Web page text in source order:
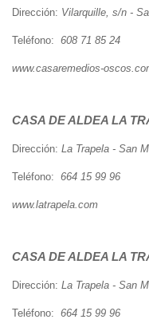
Dirección: Vilarquille, s/n -
Teléfono: 608 71 85 24
www.casaremedios-
CASA DE ALDEA LA
Dirección: La Trapela - San
Teléfono: 664 15 99 96
www.latrapela.com
CASA DE ALDEA LA
Dirección: La Trapela - San
Teléfono: 664 15 99 96